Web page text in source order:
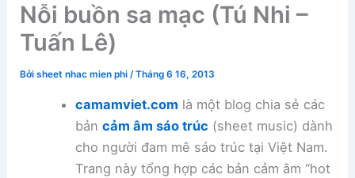
Nỗi buồn sa mạc (Tú Nhi –
Tuấn Lê)
Bởisheet nhac mien phi/Tháng 6 16, 2013
camamviet.com là một blog chia sẻ các
bản cảm âm sáo trúc (sheet music) dành
cho người đam mê sáo trúc tại Việt Nam.
Trang này tổng hợp các bản cảm âm “hot